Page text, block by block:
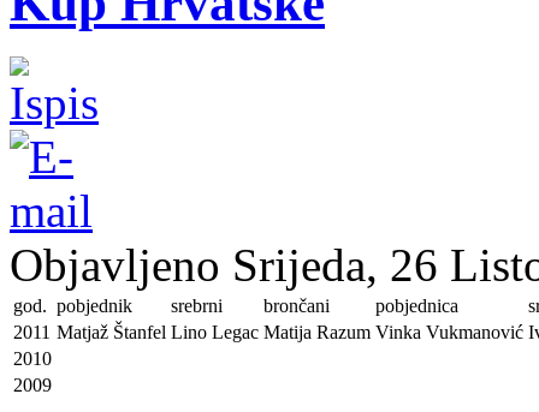
Objavljeno Srijeda, 26
god. pobjednik srebrni brončani pobjednica
2011 Matjaž Štanfel Lino Legac Matija Razum Vinka Vukmanović
2010
2009